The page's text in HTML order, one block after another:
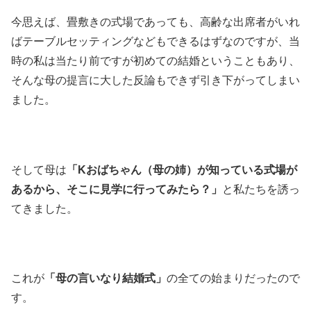
今思えば、畳敷きの式場であっても、高齢な出席者がいれ
ばテーブルセッティングなどもできるはずなのですが、当
時の私は当たり前ですが初めての結婚ということもあり、
そんな母の提言に大した反論もできず引き下がってしまい
ました。
そして母は 「Kおばちゃん（母の姉）が知っている式場が
あるから、そこに見学に行ってみたら？」
と私たちを誘っ
てきました。
これが 「母の言いなり結婚式」 の全ての始まりだったので
す。